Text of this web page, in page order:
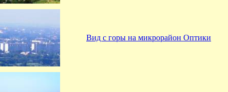
Вид с горы на микрорайон Оптики